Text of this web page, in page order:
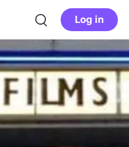
Log in